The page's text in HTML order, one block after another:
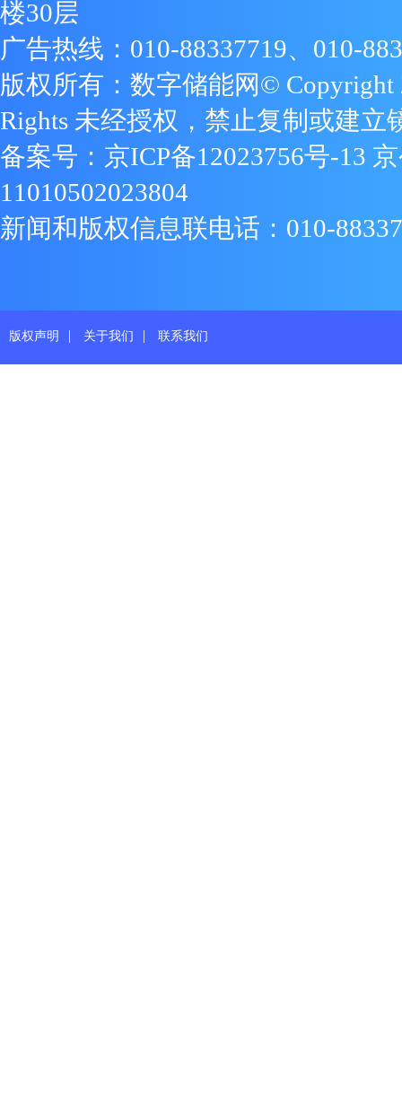
楼30层
广告热线：010-88337719、010-
版权所有：数字储能网© Copyright
Rights 未经授权，禁止复制或建立
备案号： 京ICP备12023756号-13
11010502023804
新闻和版权信息联电话：010-
版权声明 | 关于我们 | 联系我们